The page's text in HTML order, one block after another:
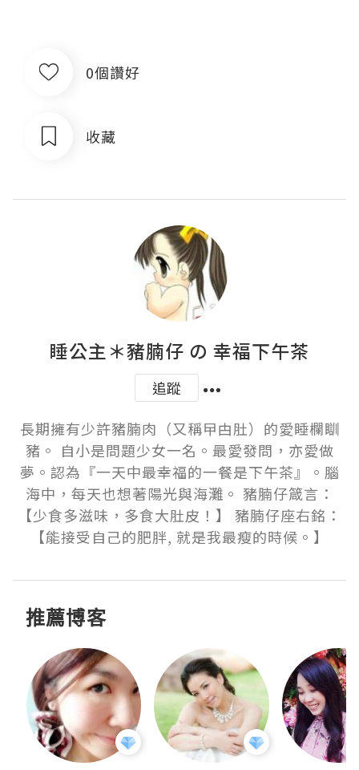
0個讚好
收藏
睡公主＊豬腩仔 の 幸福下午茶
追蹤
長期擁有少許豬腩肉（又稱曱甴肚）的愛睡欄瞓
豬。 自小是問題少女一名。最愛發問，亦愛做
夢。認為『一天中最幸福的一餐是下午茶』。腦
海中，每天也想著陽光與海灘。 豬腩仔箴言：
【少食多滋味，多食大肚皮！】 豬腩仔座右銘：
【能接受自己的肥胖, 就是我最瘦的時候。】
推薦博客